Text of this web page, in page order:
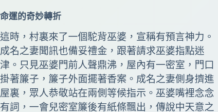
命運的奇妙轉折
這時，村裏來了一個駝背巫婆，宣稱有預言神力。
成名之妻聞訊也備妥禮金，跟著請求巫婆指點迷
津。只見巫婆門前人聲鼎沸，屋內有一密室，門口
掛著簾子，簾子外面擺著香案。成名之妻側身擠進
屋裏，眾人恭敬站在兩側等候指示。巫婆嘴裡念念
有詞，一會兒密室簾後有紙條飄出，傳說中天意之